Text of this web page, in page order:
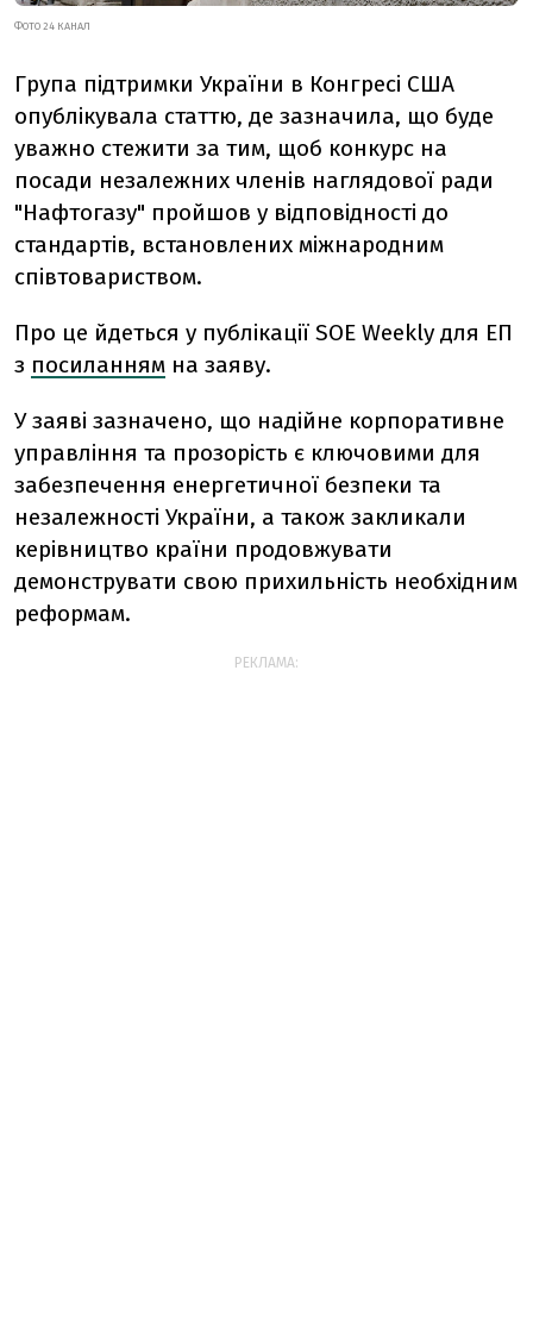
ФОТО 24 КАНАЛ
Група підтримки України в Конгресі США
опублікувала статтю, де зазначила, що буде
уважно стежити за тим, щоб конкурс на
посади незалежних членів наглядової ради
"Нафтогазу" пройшов у відповідності до
стандартів, встановлених міжнародним
співтовариством.
Про це йдеться у публікації SOE Weekly для ЕП
з посиланням на заяву.
У заяві зазначено, що надійне корпоративне
управління та прозорість є ключовими для
забезпечення енергетичної безпеки та
незалежності України, а також закликали
керівництво країни продовжувати
демонструвати свою прихильність необхідним
реформам.
РЕКЛАМА: